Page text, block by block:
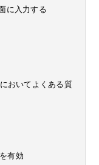
に入力する
おいてよくある質
有効